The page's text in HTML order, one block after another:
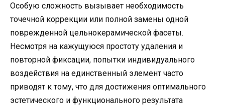
Особую сложность вызывает необходимость
точечной коррекции или полной замены одной
поврежденной цельнокерамической фасеты.
Несмотря на кажущуюся простоту удаления и
повторной фиксации, попытки индивидуального
воздействия на единственный элемент часто
приводят к тому, что для достижения оптимального
эстетического и функционального результата